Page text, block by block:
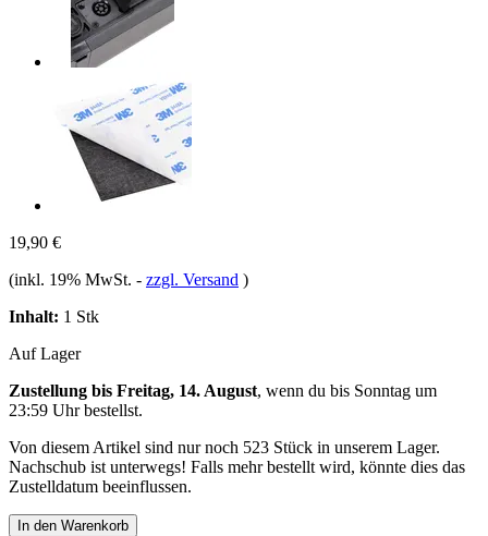
19,90 €
(inkl. 19% MwSt. - zzgl. Versand )
Inhalt: 1 Stk
Auf Lager
Zustellung bis Freitag, 14. August, wenn du bis Sonntag um
23:59 Uhrbestellst.
Von diesem Artikel sind nur noch 523 Stück in unserem Lager.
Nachschub ist unterwegs! Falls mehr bestellt wird, könnte dies das
Zustelldatum beeinflussen.
In den Warenkorb